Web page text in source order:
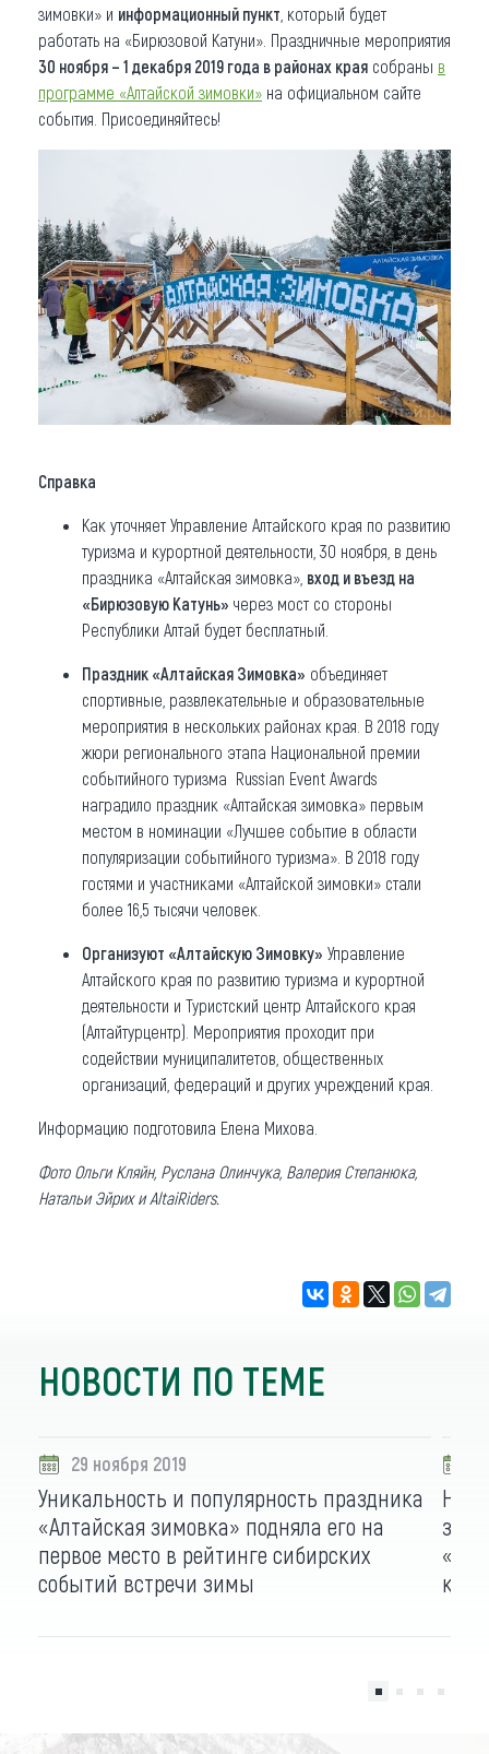
зимовки» и информационный пункт , который будет
работать на «Бирюзовой Катуни». Праздничные мероприятия
30 ноября – 1 декабря 2019 года в районах края собраны в
программе «Алтайской зимовки» на официальном сайте
события. Присоединяйтесь!
Справка
Как уточняет Управление Алтайского края по развитию
туризма и курортной деятельности, 30 ноября, в день
праздника «Алтайская зимовка», вход и въезд на
«Бирюзовую Катунь» через мост со стороны
Республики Алтай будет бесплатный.
Праздник «Алтайская Зимовка» объединяет
спортивные, развлекательные и образовательные
мероприятия в нескольких районах края. В 2018 году
жюри регионального этапа Национальной премии
событийного туризма Russian Event Awards
наградило праздник «Алтайская зимовка» первым
местом в номинации «Лучшее событие в области
популяризации событийного туризма». В 2018 году
гостями и участниками «Алтайской зимовки» стали
более 16,5 тысячи человек.
Организуют «Алтайскую Зимовку» Управление
Алтайского края по развитию туризма и курортной
деятельности и Туристский центр Алтайского края
(Алтайтурцентр). Мероприятия проходит при
содействии муниципалитетов, общественных
организаций, федераций и других учреждений края.
Информацию подготовила Елена Михова.
Фото Ольги Кляйн, Руслана Олинчука, Валерия Степанюка,
Натальи Эйрих и AltaiRiders.
НОВОСТИ ПО ТЕМЕ
29 ноября 2019
Уникальность и популярность праздника
«Алтайская зимовка» подняла его на
первое место в рейтинге сибирских
событий встречи зимы
На